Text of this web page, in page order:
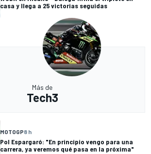
casa y llega a 25 victorias seguidas
Más de
Tech3
MOTOGP8 h
Pol Espargaró: "En principio vengo para una
carrera, ya veremos qué pasa en la próxima"